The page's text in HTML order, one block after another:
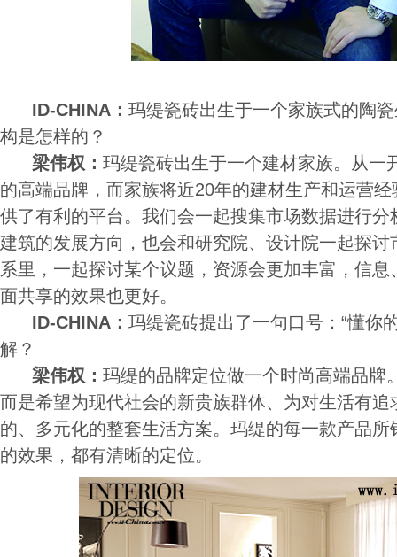
ID-CHINA： 玛缇瓷砖出生于一个家族式的陶
构是怎样的？
梁伟权： 玛缇瓷砖出生于一个建材家族。从一
的高端品牌，而家族将近20年的建材生产和运营
供了有利的平台。我们会一起搜集市场数据进行
建筑的发展方向，也会和研究院、设计院一起探
系里，一起探讨某个议题，资源会更加丰富，信
面共享的效果也更好。
ID-CHINA： 玛缇瓷砖提出了一句口号：“懂你
解？
梁伟权： 玛缇的品牌定位做一个时尚高端品牌
而是希望为现代社会的新贵族群体、为对生活有
的、多元化的整套生活方案。玛缇的每一款产品
的效果，都有清晰的定位。